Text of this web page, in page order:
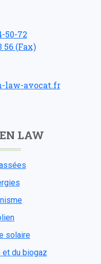
50-72
56 (Fax)
law-avocat.fr
LAW
solaire
du biogaz